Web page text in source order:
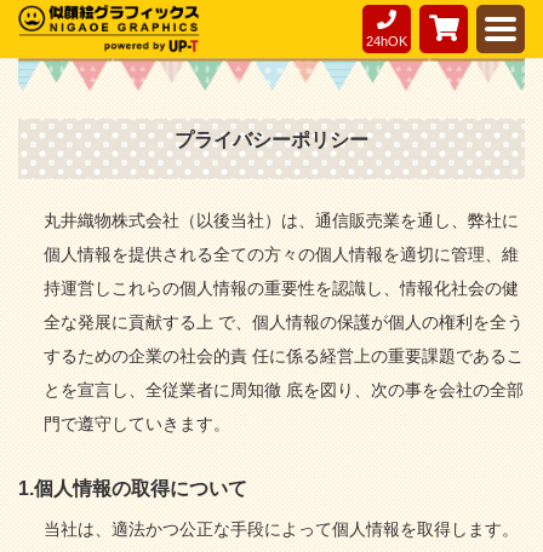
24hOK
プライバシーポリシー
丸井織物株式会社（以後当社）は、通信販売業を通し、弊社に
個人情報を提供される全ての方々の個人情報を適切に管理、維
持運営しこれらの個人情報の重要性を認識し、情報化社会の健
全な発展に貢献する上 で、個人情報の保護が個人の権利を全う
するための企業の社会的責 任に係る経営上の重要課題であるこ
とを宣言し、全従業者に周知徹 底を図り、次の事を会社の全部
門で遵守していきます。
1.個人情報の取得について
当社は、適法かつ公正な手段によって個人情報を取得します。